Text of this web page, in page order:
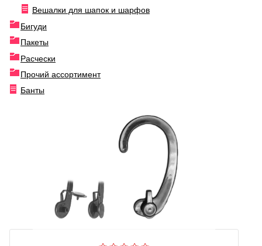
Вешалки для шапок и шарфов
Бигуди
Пакеты
Расчески
Прочий ассортимент
Банты